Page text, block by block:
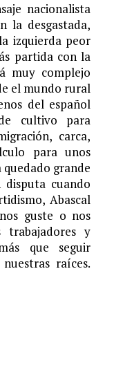
nacionalista
la desgastada,
izquierda peor
partida con la
muy complejo
el mundo rural
del español
cultivo para
carca,
para unos
grande
cuando
Abascal
guste o nos
trabajadores y
que seguir
raíces.